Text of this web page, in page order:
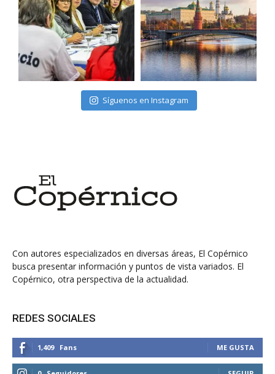
Síguenos en Instagram
Con autores especializados en diversas áreas, El Copérnico
busca presentar información y puntos de vista variados. El
Copérnico, otra perspectiva de la actualidad.
REDES SOCIALES
1,409 Fans ME GUSTA